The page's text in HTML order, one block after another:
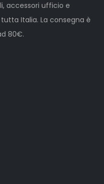
accessori ufficio e
Italia. La consegna è
80€.